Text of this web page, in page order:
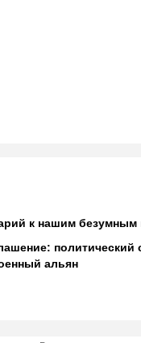
к нашим безумным
политический
альян